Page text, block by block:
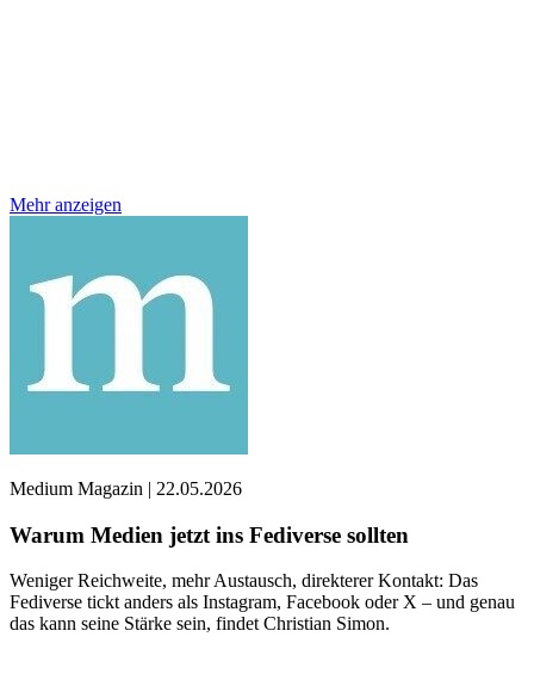
Mehr anzeigen
Medium Magazin | 22.05.2026
Warum Medien jetzt ins Fediverse sollten
Weniger Reichweite, mehr Austausch, direkterer Kontakt: Das
Fediverse tickt anders als Instagram, Facebook oder X – und genau
das kann seine Stärke sein, findet Christian Simon.